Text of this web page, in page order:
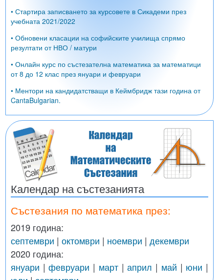
• Стартира записването за курсовете в Сикадеми през
учебната 2021/2022
• Обновени класации на софийските училища спрямо
резултати от НВО / матури
• Онлайн курс по състезателна математика за математици
от 8 до 12 клас през януари и февруари
• Ментори на кандидатстващи в Кеймбридж тази година от
CantaBulgarian.
Календар на състезанията
Състезания по математика през:
2019 година:
септември | октомври | ноември | декември
2020 година:
януари |февруари | март|април | май | юни |